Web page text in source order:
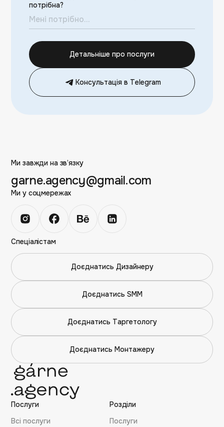
потрібна?
Детальніше про послуги
Консультація в Telegram
Послуги
Всі послуги
Розділи
Послуги
Спеціалістам
Доєднатись Дизайнеру
Доєднатись SMM
Доєднатись Таргетологу
Доєднатись Монтажеру
Ми завжди на зв’язку
garne.agency@gmail.com
Ми у соцмережах